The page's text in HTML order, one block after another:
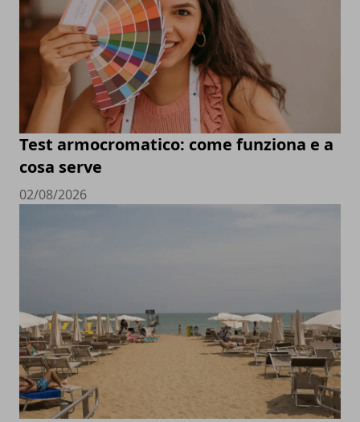
Test armocromatico: come funziona e a
cosa serve
02/08/2026